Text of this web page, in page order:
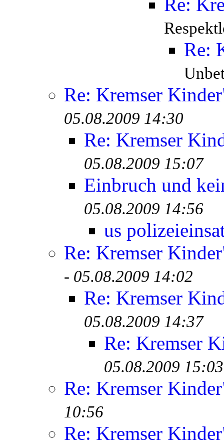
Re:
Re: Kremser
05.08.2009 14:30
Re: Kremser
05.08.2009 15:07
Einbruch und
05.08.2009 14:56
us
Re: Kremser
- 05.08.2009 14:02
Re: Kremser
05.08.2009 14:37
Re: Kremser
05.08.2009 15:03
Re: Kremser
10:56
Re: Kremser